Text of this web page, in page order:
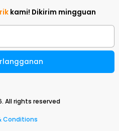
kami! Dikirim mingguan
. All rights reserved
Conditions